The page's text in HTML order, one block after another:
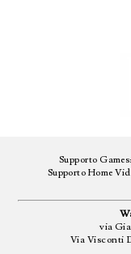
Supporto
Supporto Home
via
Via Visconti